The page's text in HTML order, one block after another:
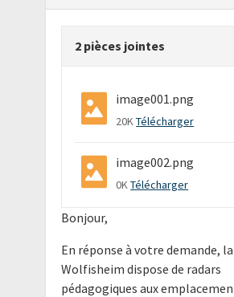
2 pièces jointes
image001.png
20KTélécharger
image002.png
0KTélécharger
Bonjour,
En réponse à votre demande,
Wolfisheim dispose de radars
pédagogiques aux